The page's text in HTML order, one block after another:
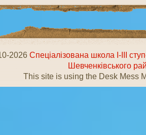
2026Спеціалізована школа І-ІІІ
Шевченківського
This site is using the Desk Mess